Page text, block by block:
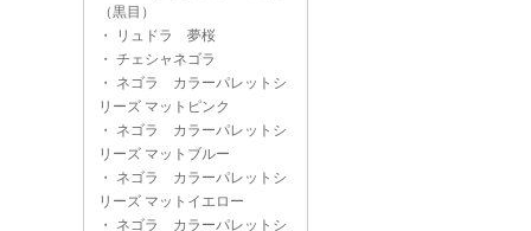
（黒目）
・
リュドラ 夢桜
・ チェシャネゴラ
・ ネゴラ カラーパレットシ
リーズ マットピンク
・ ネゴラ カラーパレットシ
リーズ マットブルー
・ ネゴラ カラーパレットシ
リーズ マットイエロー
・ ネゴラ カラーパレットシ